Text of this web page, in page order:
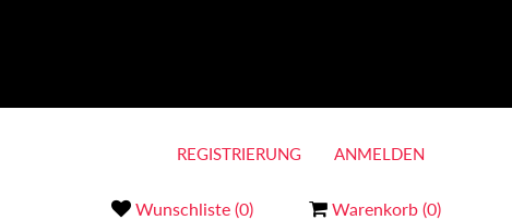
Wunschliste (0) Warenkorb (0)
REGISTRIERUNG ANMELDEN